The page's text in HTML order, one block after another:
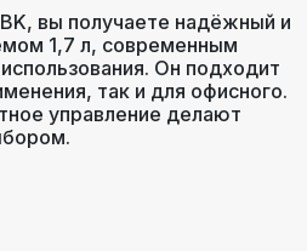
вы получаете надёжный и
1,7 л, современным
Он подходит
так и для офисного.
управление делают